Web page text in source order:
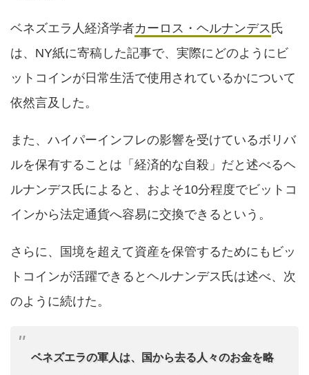
ベネズエラ人経済学者カーロス・ヘルナンデス 氏
は、NY紙に寄稿した記事で、実際にどのようにビ
ットコインが日常生活で使用されているかについて
依然言及した。
また、ハイパーインフレの影響を受けているボリバ
ルを保有することは「経済的な自殺」だと述べるヘ
ルナンデス氏によると、およそ10分程度でビットコ
インから法定通貨へ容易に交換できるという。
さらに、国境を超えて資産を保管するためにもビッ
トコインが活躍できるとヘルナンデス氏は述べ、次
のように続けた。
ベネズエラの軍人は、国から去る人々のお金を略